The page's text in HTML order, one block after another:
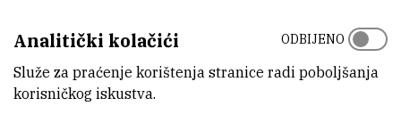
zastupljenosti pojedinih vrsta u porodicama/rodovima, odnosno
2.Procjena godišnjeg prirasta ekonomski važnih vrsta za športski i
Analitički kolačići
Služe za praćenje korištenja stranice radi poboljšanja
korisničkog iskustva.
ODBIJENO